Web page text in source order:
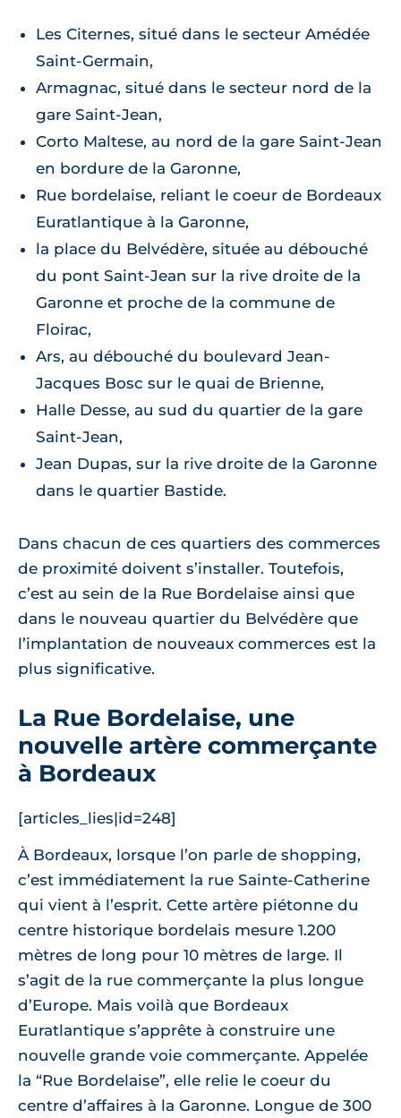
Les Citernes, situé dans le secteur Amédée
Saint-Germain,
Armagnac, situé dans le secteur nord de la
gare Saint-Jean,
Corto Maltese, au nord de la gare Saint-Jean
en bordure de la Garonne,
Rue bordelaise, reliant le coeur de Bordeaux
Euratlantique à la Garonne,
la place du Belvédère, située au débouché
du pont Saint-Jean sur la rive droite de la
Garonne et proche de la commune de
Floirac,
Ars, au débouché du boulevard Jean-
Jacques Bosc sur le quai de Brienne,
Halle Desse, au sud du quartier de la gare
Saint-Jean,
Jean Dupas, sur la rive droite de la Garonne
dans le quartier Bastide.
Dans chacun de ces quartiers des commerces
de proximité doivent s’installer. Toutefois,
c’est au sein de la Rue Bordelaise ainsi que
dans le nouveau quartier du Belvédère que
l’implantation de nouveaux commerces est la
plus significative.
La Rue Bordelaise, une
nouvelle artère commerçante
à Bordeaux
[articles_lies|id=248]
À Bordeaux, lorsque l’on parle de shopping,
c’est immédiatement la rue Sainte-Catherine
qui vient à l’esprit. Cette artère piétonne du
centre historique bordelais mesure 1.200
mètres de long pour 10 mètres de large. Il
s’agit de la rue commerçante la plus longue
d’Europe. Mais voilà que Bordeaux
Euratlantique s’apprête à construire une
nouvelle grande voie commerçante. Appelée
la “Rue Bordelaise”, elle relie le coeur du
centre d’affaires à la Garonne. Longue de 300